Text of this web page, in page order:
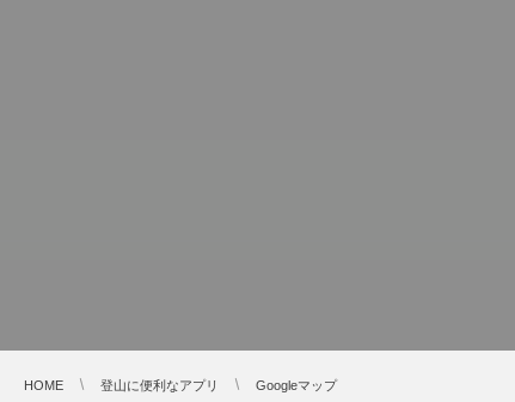
HOME 登山に便利なアプリ Googleマップ